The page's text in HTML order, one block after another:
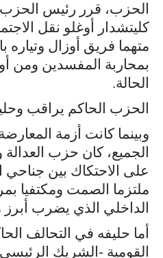
الحزب، قرر رئيس الحزب
كليتشدار أوغلو نقل
متهما فريق أوزال وتياره
بمحاربة المفسدين ومن
الحالة.
الحزب الحاكم يراقب
وبينما كانت أزمة
الجميع، كان حزب العدالة
على الاحتكاك بين
ملتزما الصمت ومكتفيا
الداخلي الذي يضرب أبرز
أما حليفه في التحالف
القومية -الشريك